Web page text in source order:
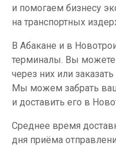
и помогаем бизнесу
на транспортных
В Абакане и в
терминалы. Вы можете
через них или
Мы можем забрать
и доставить его в
Среднее время
дня приёма